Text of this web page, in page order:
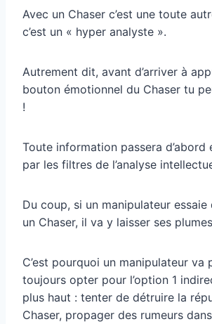
Avec un Chaser c’est une toute
c’est un « hyper analyste ».
Autrement dit, avant d’arriver à
bouton émotionnel du Chaser tu
!
Toute information passera
par les filtres de l’analyse
Du coup, si un manipulateur
un Chaser, il va y laisser ses
C’est pourquoi un manipulateur va
toujours opter pour l’option 1
plus haut : tenter de détruire la
Chaser, propager des rumeurs